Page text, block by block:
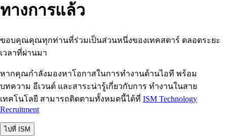
ทางการแล้ว
ขอบคุณคุณทุกท่านที่ร่วมเป็นส่วนหนึ่งของเทคสตาร์ ตลอดระยะ
เวลาที่ผ่านมา
หากคุณกำลังมองหาโอกาสในการทำงานด้านไอที พร้อม
บทความ อีเวนต์ และสาระน่ารู้เกี่ยวกับการ ทำงานในสาย
เทคโนโลยี สามารถติดตามทั้งหมดนี้ได้ที่ ISM Technology
Recruitment
ไปที่ ISM